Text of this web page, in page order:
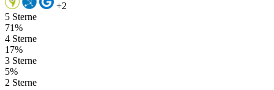
+2
5 Sterne
71%
4 Sterne
17%
3 Sterne
5%
2 Sterne